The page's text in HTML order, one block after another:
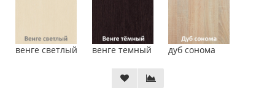
венге светлый венге темный дуб сонома